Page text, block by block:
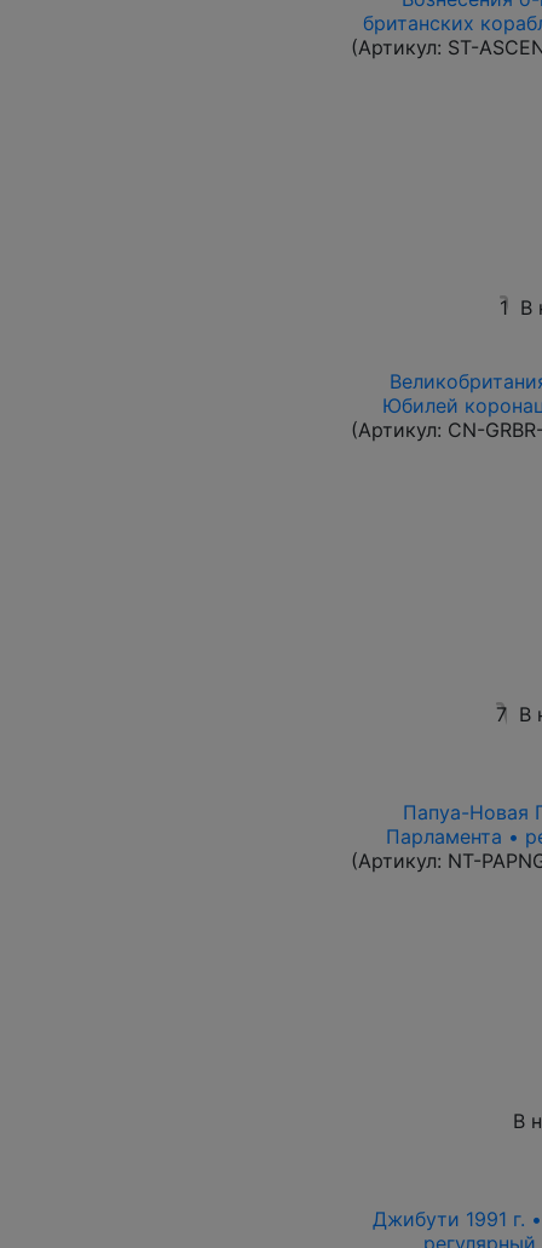
британских
(Артикул: ST-
1 В
Юбилей
(Артикул: CN-
7 В
Папуа-Новая
Парламента •
(Артикул: NT-
В
Джибути 1991 г.